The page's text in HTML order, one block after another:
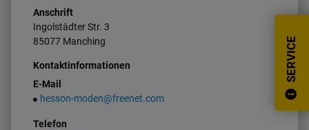
SERVICE
Anschrift
Ingolstädter Str. 3
85077 Manching
Kontaktinformationen
E-Mail
hesson-moden@freenet.com
Telefon